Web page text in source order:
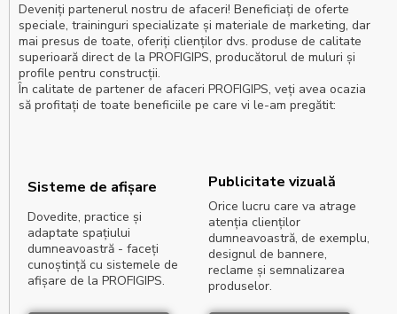
Deveniți partenerul nostru de afaceri! Beneficiați de oferte
speciale, traininguri specializate și materiale de marketing, dar
mai presus de toate, oferiți clienților dvs. produse de calitate
superioară direct de la PROFIGIPS, producătorul de muluri și
profile pentru construcții.
În calitate de partener de afaceri PROFIGIPS, veți avea ocazia
să profitați de toate beneficiile pe care vi le-am pregătit:
Sisteme de afișare
Dovedite, practice și
adaptate spațiului
dumneavoastră - faceți
cunoștință cu sistemele de
afișare de la PROFIGIPS.
Publicitate vizuală
Orice lucru care va atrage
atenția clienților
dumneavoastră, de exemplu,
designul de bannere,
reclame și semnalizarea
produselor.